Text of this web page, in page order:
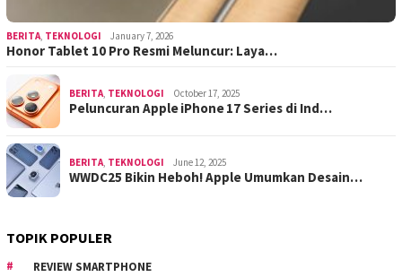
BERITA TEKNOLOGI January 7, 2026
Honor Tablet 10 Pro Resmi Meluncur: Laya…
BERITA TEKNOLOGI October 17, 2025
Peluncuran Apple iPhone 17 Series di Ind…
BERITA TEKNOLOGI June 12, 2025
WWDC25 Bikin Heboh! Apple Umumkan Desain…
TOPIK POPULER
REVIEW SMARTPHONE